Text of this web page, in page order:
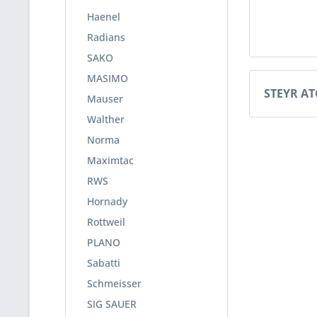
Haenel
Radians
SAKO
MASIMO
Mauser
Walther
Norma
Maximtac
RWS
Hornady
Rottweil
PLANO
Sabatti
Schmeisser
SIG SAUER
STEYR